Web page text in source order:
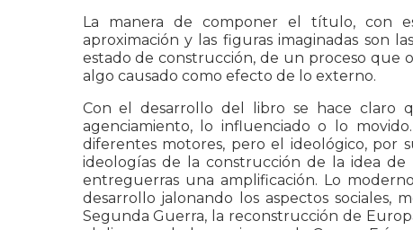
La manera de componer el título, con
aproximación y las figuras imaginadas son
estado de construcción, de un proceso que
algo causado como efecto de lo externo.
Con el desarrollo del libro se hace claro
agenciamiento, lo influenciado o lo
diferentes motores, pero el ideológico, por
ideologías de la construcción de la idea
entreguerras una amplificación. Lo
desarrollo jalonando los aspectos sociales,
Segunda Guerra, la reconstrucción de